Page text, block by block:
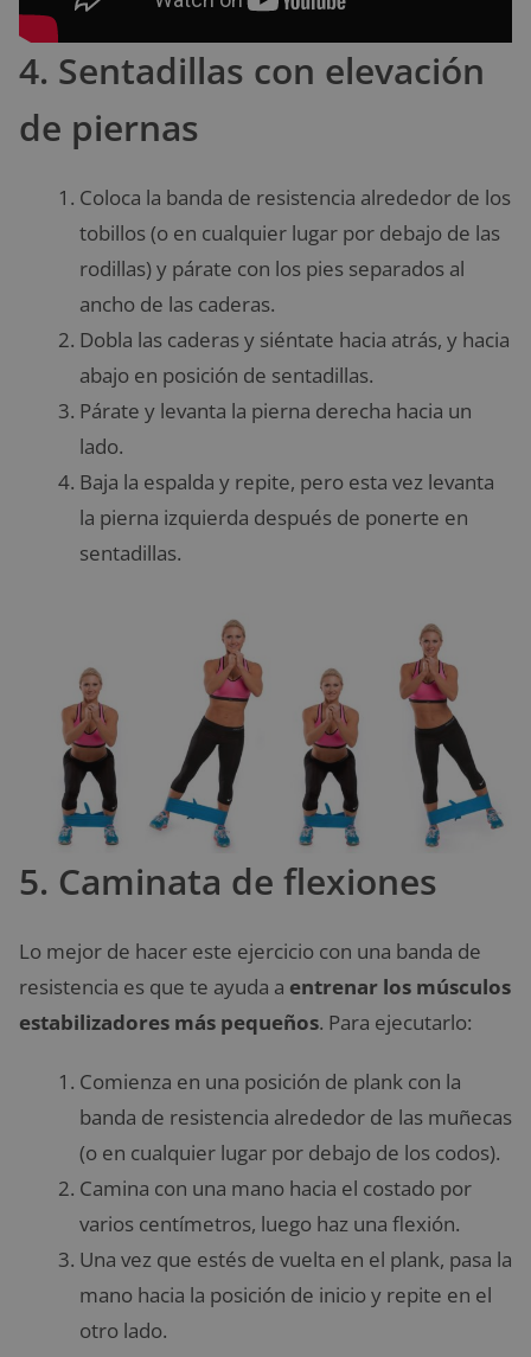
4. Sentadillas con elevación
de piernas
Coloca la banda de resistencia alrededor de los
tobillos (o en cualquier lugar por debajo de las
rodillas) y párate con los pies separados al
ancho de las caderas.
Dobla las caderas y siéntate hacia atrás, y hacia
abajo en posición de sentadillas.
Párate y levanta la pierna derecha hacia un
lado.
Baja la espalda y repite, pero esta vez levanta
la pierna izquierda después de ponerte en
sentadillas.
5. Caminata de flexiones
Lo mejor de hacer este ejercicio con una banda de
resistencia es que te ayuda a entrenar los músculos
estabilizadores más pequeños. Para ejecutarlo:
Comienza en una posición de plank con la
banda de resistencia alrededor de las muñecas
(o en cualquier lugar por debajo de los codos).
Camina con una mano hacia el costado por
varios centímetros, luego haz una flexión.
Una vez que estés de vuelta en el plank, pasa la
mano hacia la posición de inicio y repite en el
otro lado.